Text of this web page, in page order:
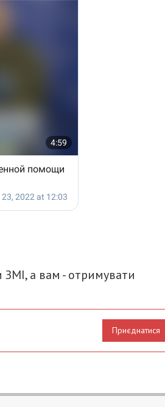
а вам - отримувати
Приєднатися